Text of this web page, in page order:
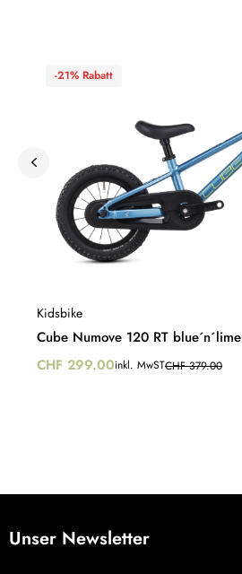
-21% Rabatt
Kidsbike
Cube Numove 120 RT blue´n´lime
CHF379.00
CHF 299.00inkl. MwST
Unser Newsletter